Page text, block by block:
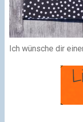
Ich wünsche dir